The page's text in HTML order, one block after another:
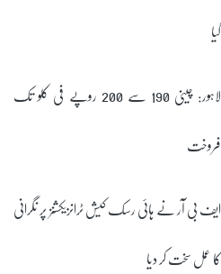
گیا
لاہور: چینی 190 سے 200 روپے فی کلو تک
فروخت
ایف بی آر نے ہائی رسک کیش ٹرانزیکشنز پر نگرانی
کا عمل سخت کر دیا